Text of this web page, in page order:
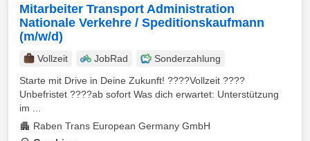
Mitarbeiter Transport Administration
Nationale Verkehre / Speditionskaufmann
(m/w/d)
Vollzeit JobRad
Sonderzahlung
Starte mit Drive in Deine Zukunft! ????Vollzeit ????
Unbefristet ????️ab sofort Was dich erwartet: Unterstützung
im ...
Raben Trans European Germany GmbH